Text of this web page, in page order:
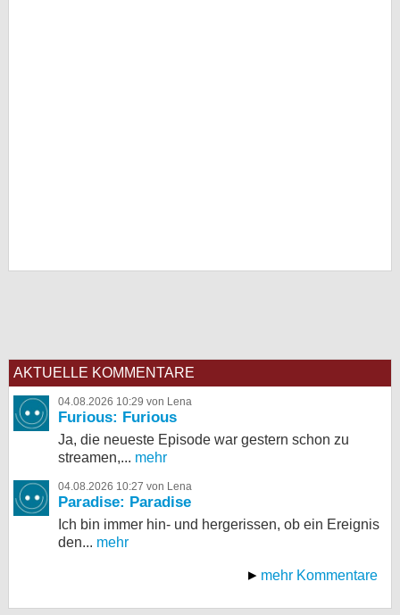
AKTUELLE KOMMENTARE
04.08.2026 10:29 von Lena
Furious: Furious
Ja, die neueste Episode war gestern schon zu
streamen,... mehr
04.08.2026 10:27 von Lena
Paradise: Paradise
Ich bin immer hin- und hergerissen, ob ein Ereignis
den... mehr
mehr Kommentare